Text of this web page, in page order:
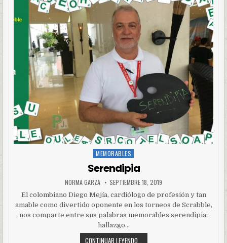
Posted
in
MEMORABLES
Serendipia
NORMA GARZA SEPTIEMBRE 18, 2019
El colombiano Diego Mejía, cardiólogo de profesión y tan
amable como divertido oponente en los torneos de Scrabble,
nos comparte entre sus palabras memorables serendipia:
hallazgo…
CONTINUAR LEYENDO...